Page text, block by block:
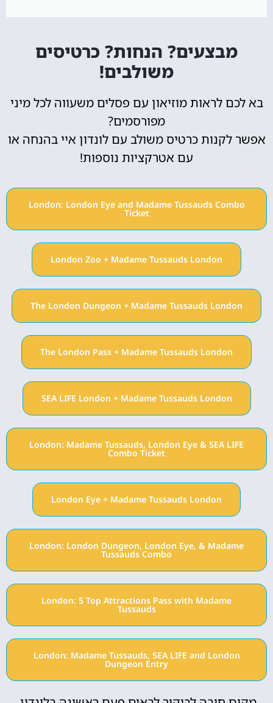
מבצעים? הנחות? כרטיסים
משולבים!
בא לכם לראות מוזיאון עם פסלים משעווה לכל מיני
מפורסמים?
אפשר לקנות כרטיס משולב עם לונדון איי בהנחה או
עם אטרקציות נוספות!
London: London Eye and Madame Tussauds Combo
Ticket
London Zoo + Madame Tussauds London
The London Dungeon + Madame Tussauds London
The London Pass + Madame Tussauds London
SEA LIFE London + Madame Tussauds London
London: Madame Tussauds, London Eye & SEA LIFE
Combo Ticket
London Eye + Madame Tussauds London
London: London Dungeon, London Eye, & Madame
Tussauds Combo
London: 5 Top Attractions Pass with Madame
Tussauds
London: Madame Tussauds, SEA LIFE and London
Dungeon Entry